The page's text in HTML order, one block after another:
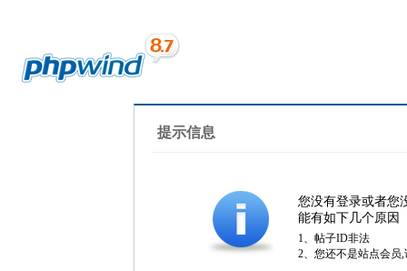
提示信息
您没有登录或者您
能有如下几个原因
1、帖子ID非法
2、您还不是站点会员